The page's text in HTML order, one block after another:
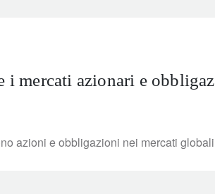
mercati azionari e
azioni e obbligazioni nei mercati